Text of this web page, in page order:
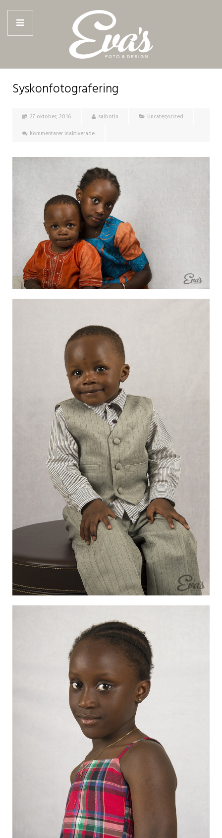
Syskonfotografering
27 oktober, 2016 saibotin Uncategorized
Kommentarer inaktiveradeför